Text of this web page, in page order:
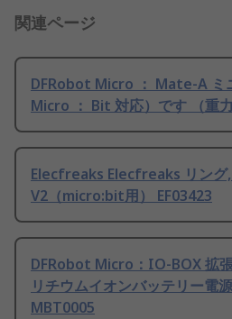
関連ページ
DFRobot Micro ： Mate-A ミ
Micro ： Bit 対応）です （重
Elecfreaks Elecfreaks リング
V2（micro:bit用） EF03423
DFRobot Micro：IO-BOX 拡
リチウムイオンバッテリー電
MBT0005